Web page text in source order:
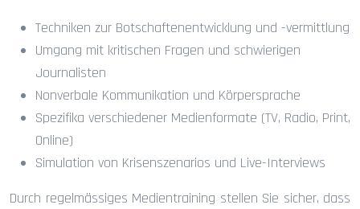
Techniken zur Botschaftenentwicklung und -vermittlung
Umgang mit kritischen Fragen und schwierigen
Journalisten
Nonverbale Kommunikation und Körpersprache
Spezifika verschiedener Medienformate (TV, Radio, Print,
Online)
Simulation von Krisenszenarios und Live-Interviews
Durch regelmässiges Medientraining stellen Sie sicher, dass